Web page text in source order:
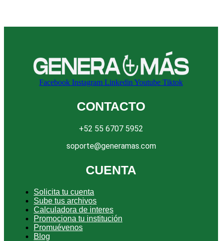
Facebook Instagram LinkedinYoutube Tiktok
CONTACTO
+52 55 6707 5952
soporte@generamas.com
CUENTA
Solicita tu cuenta
Sube tus archivos
Calculadora de interes
Promociona tu institución
Promuévenos
Blog